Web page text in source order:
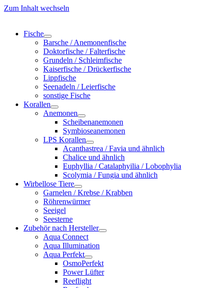
Zum Inhalt wechseln
Fische
Barsche / Anemonenfische
Doktorfische / Falterfische
Grundeln / Schleimfische
Kaiserfische / Drückerfische
Lippfische
Seenadeln / Leierfische
sonstige Fische
Korallen
Anemonen
Scheibenanemonen
Symbioseanemonen
LPS Korallen
Acanthastrea / Favia und ähnlich
Chalice und ähnlich
Euphyllia / Catalaphyilia / Lobophylia
Scolymia / Fungia und ähnlich
Wirbellose Tiere
Garnelen / Krebse / Krabben
Röhrenwürmer
Seeigel
Seesterne
Zubehör nach Hersteller
Aqua Connect
Aqua Illumination
Aqua Perfekt
OsmoPerfekt
Power Lüfter
Reeflight